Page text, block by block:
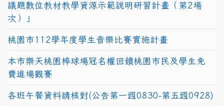
議題數位教材教學資源示範說明研習計畫（第2場
次）」
桃園市112學年度學生音樂比賽實施計畫
本市樂天桃園棒球場冠名權回饋桃園市民及學生免
費進場觀賽
各班午餐資料請核對(公告第一週0830-第五週0928)